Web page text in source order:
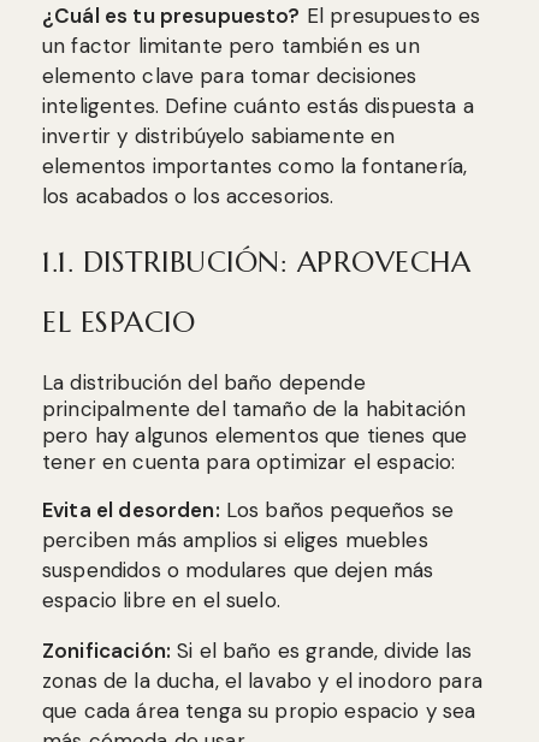
¿Cuál es tu presupuesto? El presupuesto es
un factor limitante pero también es un
elemento clave para tomar decisiones
inteligentes. Define cuánto estás dispuesta a
invertir y distribúyelo sabiamente en
elementos importantes como la fontanería,
los acabados o los accesorios.
1.1. DISTRIBUCIÓN: APROVECHA
EL ESPACIO
La distribución del baño depende
principalmente del tamaño de la habitación
pero hay algunos elementos que tienes que
tener en cuenta para optimizar el espacio:
Evita el desorden: Los baños pequeños se
perciben más amplios si eliges muebles
suspendidos o modulares que dejen más
espacio libre en el suelo.
Zonificación: Si el baño es grande, divide las
zonas de la ducha, el lavabo y el inodoro para
que cada área tenga su propio espacio y sea